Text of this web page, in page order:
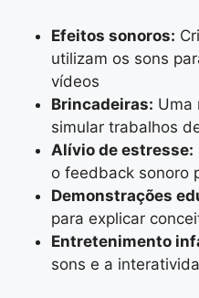
Efeitos sonoros:
utilizam os sons
vídeos
Brincadeiras: Uma
simular trabalhos
Alívio de estresse:
o feedback sonoro
Demonstrações
para explicar
Entretenimento
sons e a